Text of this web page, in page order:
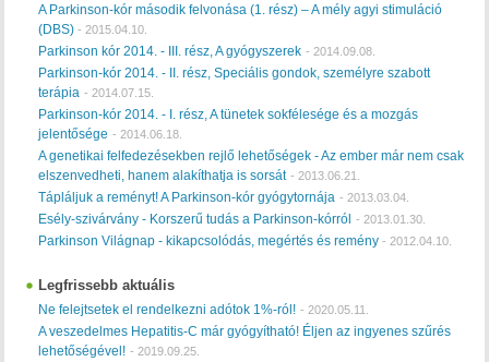
A Parkinson-kór második felvonása (1. rész) – A mély agyi stimuláció
(DBS)- 2015.04.10.
Parkinson kór 2014. - III. rész, A gyógyszerek - 2014.09.08.
Parkinson-kór 2014. - II. rész, Speciális gondok, személyre szabott
terápia - 2014.07.15.
Parkinson-kór 2014. - I. rész, A tünetek sokfélesége és a mozgás
jelentősége - 2014.06.18.
A genetikai felfedezésekben rejlő lehetőségek - Az ember már nem csak
elszenvedheti, hanem alakíthatja is sorsát - 2013.06.21.
Tápláljuk a reményt! A Parkinson-kór gyógytornája - 2013.03.04.
Esély-szivárvány - Korszerű tudás a Parkinson-kórról - 2013.01.30.
Parkinson Világnap - kikapcsolódás, megértés és remény- 2012.04.10.
Legfrissebb aktuális
Ne felejtsetek el rendelkezni adótok 1%-ról! - 2020.05.11.
A veszedelmes Hepatitis-C már gyógyítható! Éljen az ingyenes szűrés
lehetőségével! - 2019.09.25.